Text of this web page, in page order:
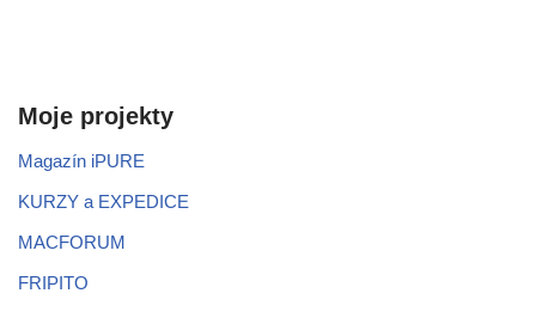
Moje projekty
Magazín iPURE
KURZY a EXPEDICE
MACFORUM
FRIPITO